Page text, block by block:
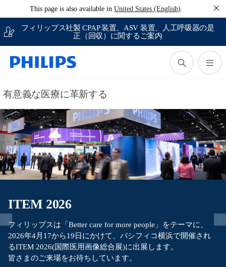
This page is also available in United States (English)
フィリップス社製 CPAP 装置、ASV 装置、人工呼吸器の是
正（回収）に関するご案内
有意義な医療に革新する
ITEM 2026
フィリップスは「Better care for more people」をテーマに、
2026年4月17から19日にかけて、パシフィコ横浜で開催され
るITEM 2026(国際医用画像総合展)に出展します。
皆さまのご来場をお待ちしています。